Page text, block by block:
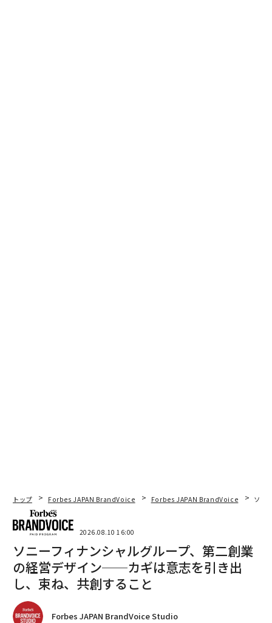
トップ Forbes JAPAN BrandVoice Forbes JAPAN BrandVoice ソニ
2026.08.10 16:00
ソニーフィナンシャルグループ、第二創業
の経営デザイン──カギは意志を引き出
し、束ね、共創すること
Forbes JAPAN BrandVoice Studio